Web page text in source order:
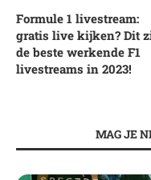
Formule 1 livestream:
gratis live kijken? Dit
de beste werkende F1
livestreams in 2023!
MAG JE